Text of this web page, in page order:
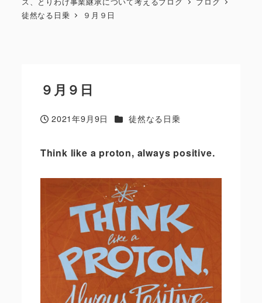
徒然なる日乗
９月９日
９月９日
投稿日
2021年9月9日 カテゴリー
徒然なる日乗
Think like a proton, always positive.